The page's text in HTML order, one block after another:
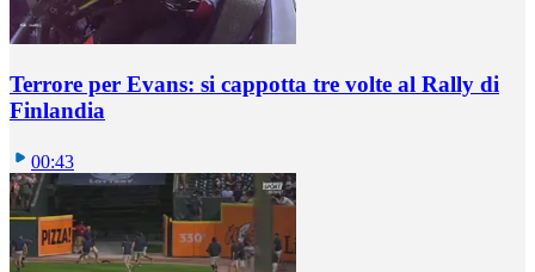
Terrore per Evans: si cappotta tre volte al Rally di
Finlandia
00:43